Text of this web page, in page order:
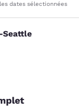
dates sélectionnées
Seattle
Seattle